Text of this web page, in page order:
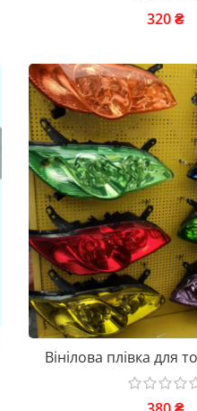
320₴
Вінілова плівка для